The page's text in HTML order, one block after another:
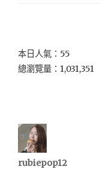
本日人氣：55
總瀏覽量：1,031,351
rubiepop12